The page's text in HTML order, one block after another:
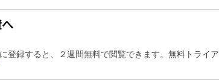
登録すると、２週間無料で閲覧できます。無料トライア